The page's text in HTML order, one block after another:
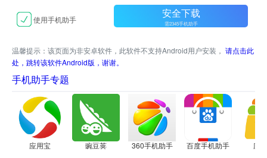
使用手机助手 安全下载
需2345手机助手
温馨提示：该页面为非安卓软件，此软件不支持Android用户安装， 请点击此
处，跳转该软件Android版，谢谢。
手机助手专题
应用宝 豌豆荚 360手机助手 百度手机助手 应